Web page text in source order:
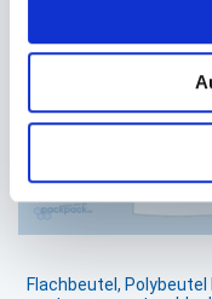
Flachbeutel, Polybeutel